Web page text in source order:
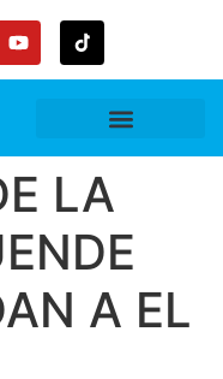
LA
A EL